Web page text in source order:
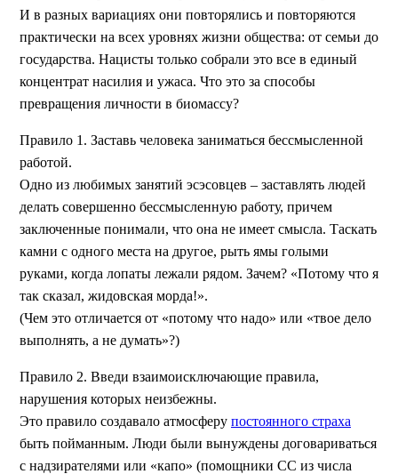
И в разных вариациях они повторялись и повторяются
практически на всех уровнях жизни общества: от семьи до
государства. Нацисты только собрали это все в единый
концентрат насилия и ужаса. Что это за способы
превращения личности в биомассу?
Правило 1. Заставь человека заниматься бессмысленной
работой.
Одно из любимых занятий эсэсовцев – заставлять людей
делать совершенно бессмысленную работу, причем
заключенные понимали, что она не имеет смысла. Таскать
камни с одного места на другое, рыть ямы голыми
руками, когда лопаты лежали рядом. Зачем? «Потому что я
так сказал, жидовская морда!».
(Чем это отличается от «потому что надо» или «твое дело
выполнять, а не думать»?)
Правило 2. Введи взаимоисключающие правила,
нарушения которых неизбежны.
Это правило создавало атмосферу постоянного страха
быть пойманным. Люди были вынуждены договариваться
с надзирателями или «капо» (помощники СС из числа